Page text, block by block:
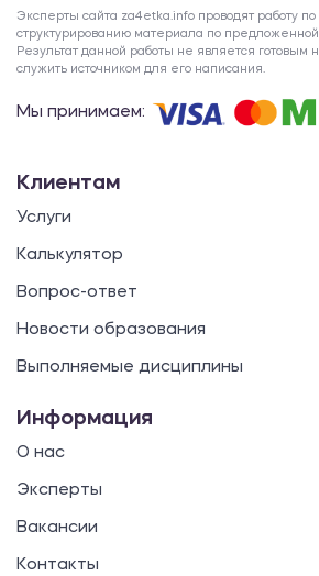
Эксперты сайта za4etka.info проводят работу по
структурированию материала по
Результат данной работы не является готовым
служить источником для его написания.
Мы принимаем:
Клиентам
Услуги
Калькулятор
Вопрос-ответ
Новости образования
Выполняемые дисциплины
Информация
О нас
Эксперты
Вакансии
Контакты